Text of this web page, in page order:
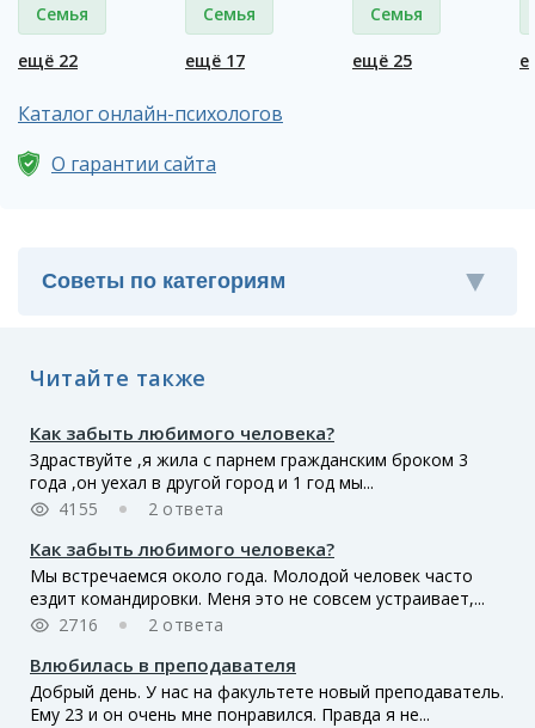
Семья
ещё 22
Семья
ещё 17
Семья
ещё 25
Каталог онлайн-психологов
О гарантии сайта
Читайте также
Как забыть любимого человека?
Здраствуйте ,я жила с парнем гражданским броком 3
года ,он уехал в другой город и 1 год мы...
4155
2 ответа
Как забыть любимого человека?
Мы встречаемся около года. Молодой человек часто
ездит командировки. Меня это не совсем устраивает,...
2716
2 ответа
Влюбилась в преподавателя
Добрый день. У нас на факультете новый преподаватель.
Ему 23 и он очень мне понравился. Правда я не...